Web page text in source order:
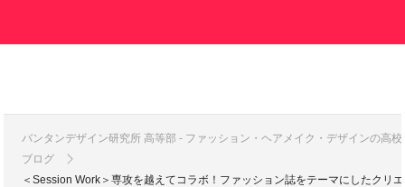
バンタンデザイン研究所 高等部 - ファッション・ヘアメイク・デザインの高
ブログ
＜Session Work＞専攻を越えてコラボ！ファッション誌をテーマにしたクリ